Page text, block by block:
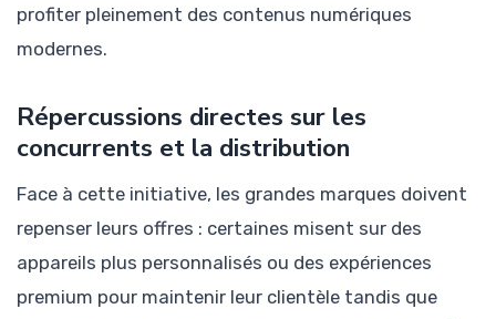
profiter pleinement des contenus numériques
modernes.
Répercussions directes sur les
concurrents et la distribution
Face à cette initiative, les grandes marques doivent
repenser leurs offres : certaines misent sur des
appareils plus personnalisés ou des expériences
premium pour maintenir leur clientèle tandis que